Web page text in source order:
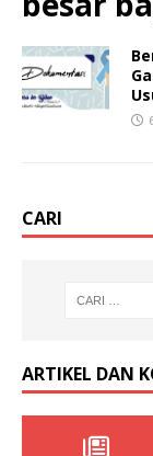
CARI
ARTIKEL DAN